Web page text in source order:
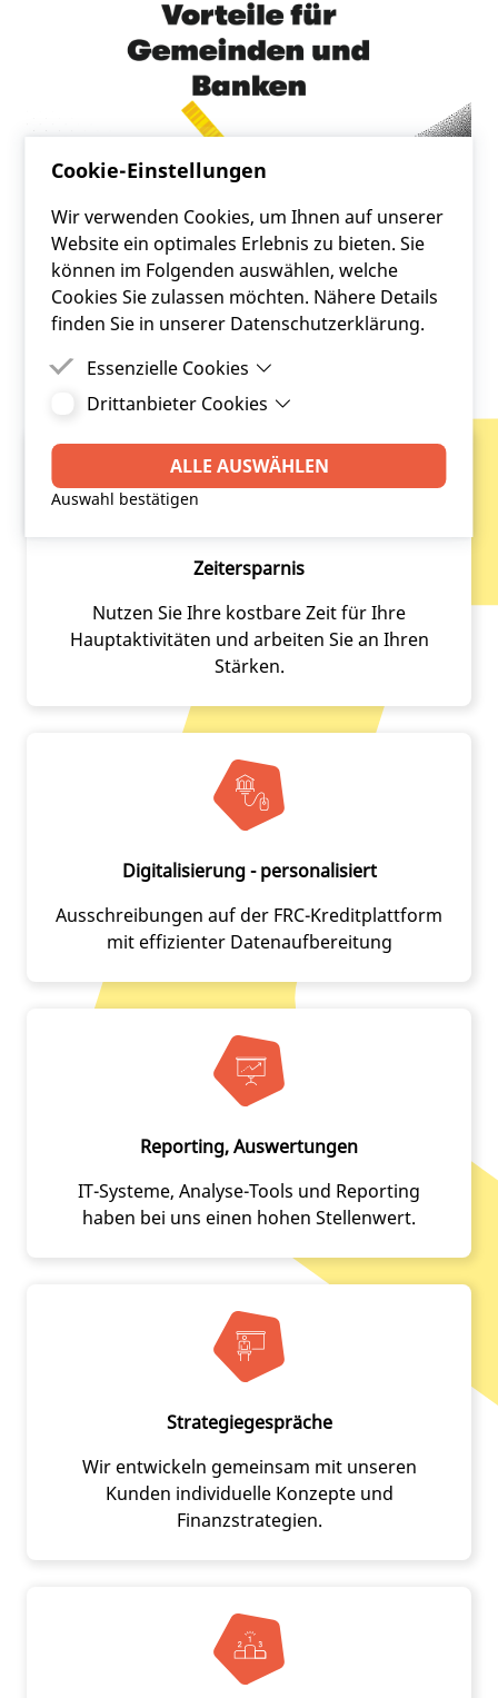
Cookie-Einstellungen
Wir verwenden Cookies, um Ihnen auf unserer
Website ein optimales Erlebnis zu bieten. Sie
können im Folgenden auswählen, welche
Cookies Sie zulassen möchten. Nähere Details
finden Sie in unserer Datenschutzerklärung.
Essenzielle Cookies
Essenzielle Cookies sind Cookies, welche für die
benötigt werden.
Drittanbieter Cookies
Drittanbieter Cookies sind Cookies, die
Drittanbieter-Software setzt, um Funktionen wie
Google Maps zu ermöglichen.
ALLE AUSWÄHLEN
Auswahl bestätigen
FRC BLOG LESEN
Zeitersparnis
Nutzen Sie Ihre kostbare Zeit für Ihre
Hauptaktivitäten und arbeiten Sie an Ihren
Stärken.
Digitalisierung - personalisiert
Ausschreibungen auf der FRC-Kreditplattform
mit effizienter Datenaufbereitung
Reporting, Auswertungen
IT-Systeme, Analyse-Tools und Reporting
haben bei uns einen hohen Stellenwert.
Strategiegespräche
Wir entwickeln gemeinsam mit unseren
Kunden individuelle Konzepte und
Finanzstrategien.